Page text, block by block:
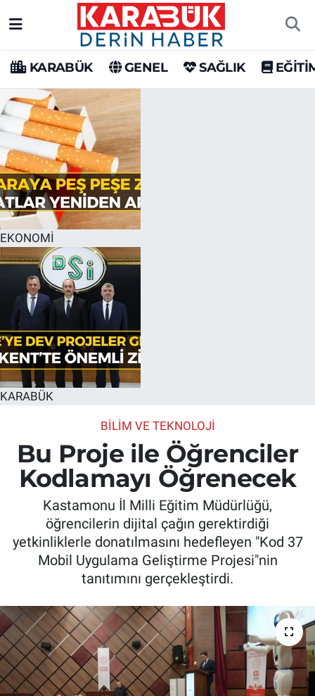
KARABÜK GENEL SAĞLIK
EKONOMİ
KARABÜK
BILIM VE TEKNOLOJI
Bu Proje ile Öğrenciler
Kodlamayı Öğrenecek
Kastamonu İl Milli Eğitim Müdürlüğü,
öğrencilerin dijital çağın gerektirdiği
yetkinliklerle donatılmasını hedefleyen "Kod 37
Mobil Uygulama Geliştirme Projesi"nin
tanıtımını gerçekleştirdi.
Karabük Hava Durumu
Karabük Trafik Yoğunluk Haritası
Süper Lig Puan Durumu ve Fikstür
Tüm Manşetler
Son Dakika Haberleri
Haber Arşivi